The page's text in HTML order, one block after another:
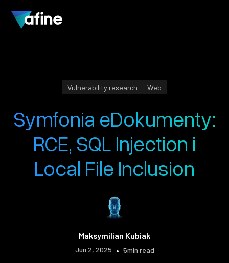
Vulnerability research Web
Symfonia eDokumenty:
RCE, SQL Injection i
Local File Inclusion
Maksymilian Kubiak
Jun 2, 2025 • 5min read